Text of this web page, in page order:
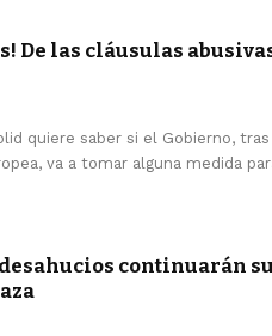
De las cláusulas
quiere saber si el Gobierno,
va a tomar alguna medida
continuarán